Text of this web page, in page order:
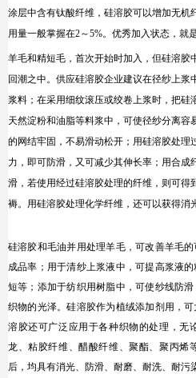
涂层中含有钛酸纤维，硅溶胶可以增加无机
用量一般掌握在2～5%。优秀加入状态，就
羊毛和精短毛，首次开始时加入，但硅溶胶
回潮之中。供应硅溶胶企业建议在径纱上
浆料；在采用细纹滚压或绞卷上浆时，把硅
天然淀粉和油脂等料浆中，可使径纱分离容
的网结牢固，不易滑动松开；用硅溶胶处理
力，即可防滑，又可减少其伸长率；用合成
滑，若使用经过硅溶胶处理的纤维，则可得
褥。用硅溶胶处理化学纤维，还可以获得消
硅溶胶和毛油并用处理羊毛，可改善羊毛
成品率；用于清纱上浆液中，可提高浆液
短等；添加于纺织用树脂中，可使纱线防
织物的光泽。硅溶胶作为植绒添加剂用，
溶胶还可广泛应用于各种织物的处理，无
龙、粘胶纤维、醋酸纤维、聚酯、聚丙烯
后，均具有消光、防滑、耐磨、耐洗、耐污